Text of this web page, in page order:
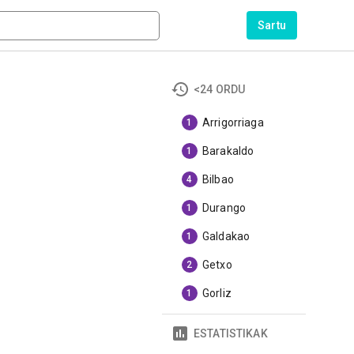
Sartu
<24 ORDU
1 Arrigorriaga
1 Barakaldo
4 Bilbao
1 Durango
1 Galdakao
2 Getxo
1 Gorliz
ESTATISTIKAK